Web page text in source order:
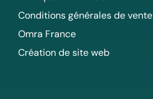
Conditions générales de vente
Omra France
Création de site web